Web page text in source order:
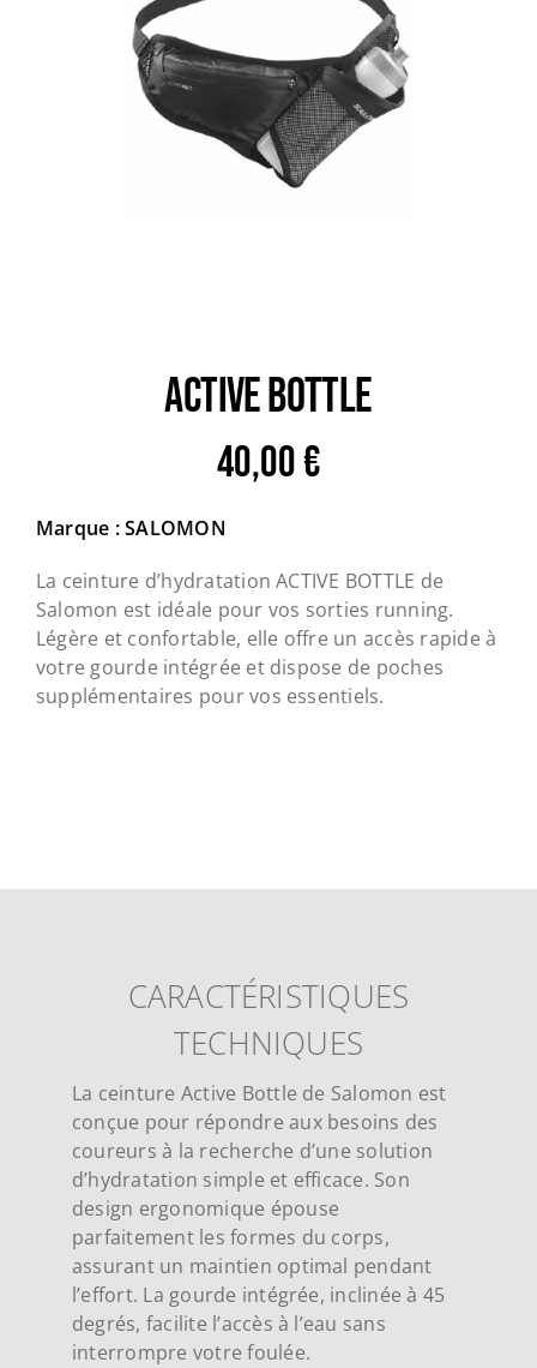
Escalade / Alpinisme
Bons Plans
ACTIVE BOTTLE
40,00€
Marque : SALOMON
La ceinture d’hydratation ACTIVE BOTTLE de
Salomon est idéale pour vos sorties running.
Légère et confortable, elle offre un accès rapide à
votre gourde intégrée et dispose de poches
supplémentaires pour vos essentiels.
CARACTÉRISTIQUES
TECHNIQUES
La ceinture Active Bottle de Salomon est
conçue pour répondre aux besoins des
coureurs à la recherche d’une solution
d’hydratation simple et efficace. Son
design ergonomique épouse
parfaitement les formes du corps,
assurant un maintien optimal pendant
l’effort. La gourde intégrée, inclinée à 45
degrés, facilite l’accès à l’eau sans
interrompre votre foulée.